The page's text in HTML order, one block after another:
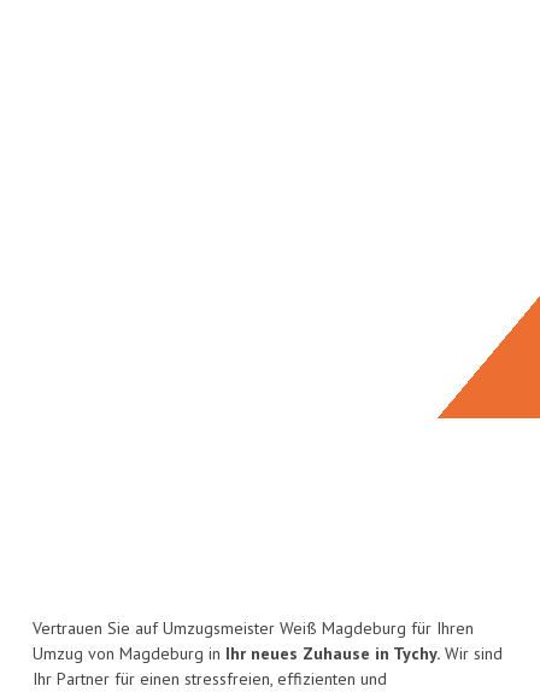
Vertrauen Sie auf Umzugsmeister Weiß Magdeburg für Ihren
Umzug von Magdeburg in Ihr neues Zuhause in Tychy. Wir sind
Ihr Partner für einen stressfreien, effizienten und